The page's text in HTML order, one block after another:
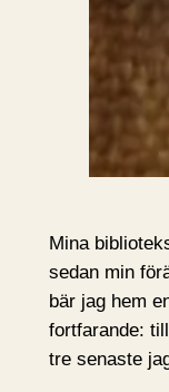
Mina
sedan min
bär jag hem
fortfarande:
tre senaste